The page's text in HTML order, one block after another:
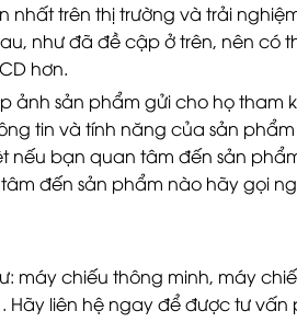
trên thị trường và trải
như đã đề cập ở trên, nên có
hơn.
sản phẩm gửi cho họ tham
tin và tính năng của sản
nếu bạn quan tâm đến sản
đến sản phẩm nào hãy gọi
máy chiếu thông minh, máy
liên hệ ngay để được tư vấn